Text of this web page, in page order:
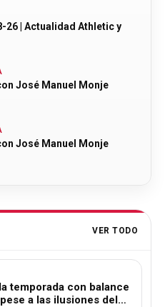
26 | Actualidad Athletic y
José Manuel Monje
José Manuel Monje
VER TODO
temporada con balance
a las ilusiones del…